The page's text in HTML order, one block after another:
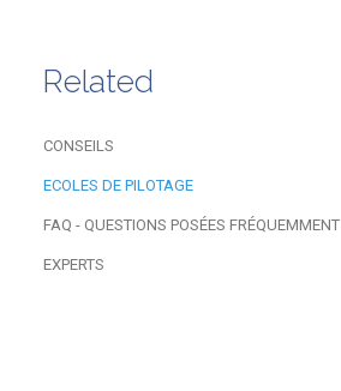
Related
CONSEILS
ECOLES DE PILOTAGE
FAQ - QUESTIONS POSÉES FRÉQUEMMENT
EXPERTS